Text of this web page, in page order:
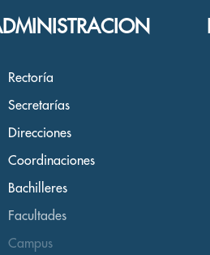
Rectoría
Secretarías
Direcciones
Coordinaciones
Bachilleres
Facultades
Campus